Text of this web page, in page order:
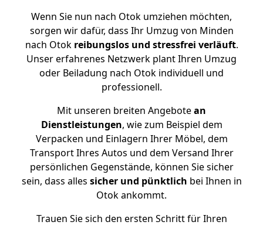
Wenn Sie nun nach Otok umziehen möchten,
sorgen wir dafür, dass Ihr Umzug von Minden
nach Otok reibungslos und stressfrei verläuft.
Unser erfahrenes Netzwerk plant Ihren Umzug
oder Beiladung nach Otok individuell und
professionell.
Mit unseren breiten Angebotean
Dienstleistungen, wie zum Beispiel dem
Verpacken und Einlagern Ihrer Möbel, dem
Transport Ihres Autos und dem Versand Ihrer
persönlichen Gegenstände, können Sie sicher
sein, dass alles sicher und pünktlich bei Ihnen in
Otok ankommt.
Trauen Sie sich den ersten Schritt für Ihren